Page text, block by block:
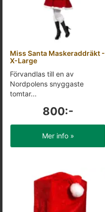
Miss Santa Maskeraddräkt -
X-Large
Förvandlas till en av
Nordpolens snyggaste
tomtar...
800:-
Mer info »